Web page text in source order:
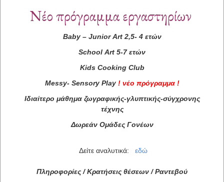
Νέο πρόγραμμα εργαστηρίων
Baby– Junior Art2,5- 4 ετών
School Art 5-7 ετών
Kids Cooking Club
Messy- Sensory Play ! νέο πρόγραμμα !
Ιδιαίτερο μάθημα ζωγραφικής-γλυπτικής-σύγχρονης
τέχνης
Δωρεάν Ομάδες Γονέων
Δείτε αναλυτικά: εδώ
Πληροφορίες / Κρατήσεις θέσεων / Ραντεβού